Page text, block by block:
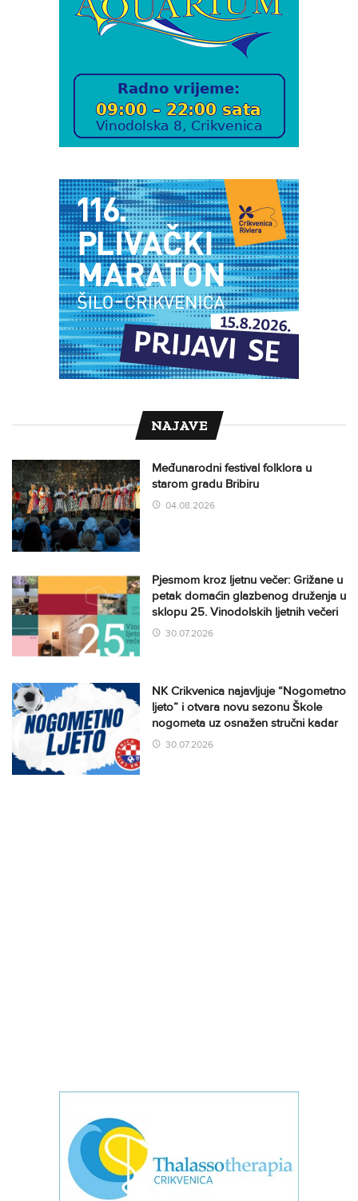
NAJAVE
Međunarodni festival folklora u
starom gradu Bribiru
04.08.2026
Pjesmom kroz ljetnu večer: Grižane u
petak domaćin glazbenog druženja u
sklopu 25. Vinodolskih ljetnih večeri
30.07.2026
NK Crikvenica najavljuje “Nogometno
ljeto” i otvara novu sezonu Škole
nogometa uz osnažen stručni kadar
30.07.2026